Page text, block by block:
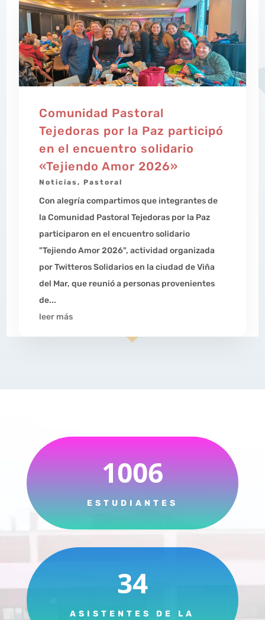
Comunidad Pastoral
Tejedoras por la Paz participó
en el encuentro solidario
«Tejiendo Amor 2026»
Noticias,Pastoral
Con alegría compartimos que integrantes de
la Comunidad Pastoral Tejedoras por la Paz
participaron en el encuentro solidario
"Tejiendo Amor 2026", actividad organizada
por Twitteros Solidarios en la ciudad de Viña
del Mar, que reunió a personas provenientes
de...
leer más
1006
ESTUDIANTES
34
ASISTENTES DE LA